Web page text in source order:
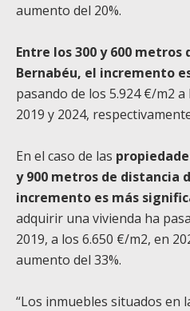
aumento del 20%.
Entre los 300 y 600
Bernabéu, el incremento
pasando de los 5.924 €/m2
2019 y 2024,
En el caso de las
y 900 metros de distancia
incremento es más
adquirir una vivienda ha
2019, a los 6.650 €/m2, en
aumento del 33%.
“Los inmuebles situados en